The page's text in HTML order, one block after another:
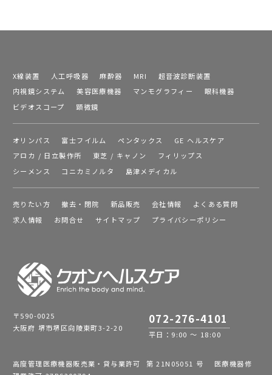
X線装置 人工呼吸器 麻酔器 MRI
超音波診断装置
内視鏡システム
美容医療機器 マンモグラフィー
眼科機器
ビデオスコープ
顕微鏡
オリンパス 富士フイルム ペンタックス
GE ヘルスケア
アロカ / 日立製作所
東芝 / キャノン
フィリップス
シーメンス
コニカミノルタ 島津メディカル
売りたい方 撤去・閉院 新品販売 会社情報
よくある質問
求人情報
お問合せ サイトマップ プライバシーポリシー
〒590-0025
大阪府 堺市堺区向陵東町3-2-20
072-276-4101
平日：9:00 ～ 18:00
高度管理医療機器販売業・貸与業許可 第 21N05051 号 医療機器修